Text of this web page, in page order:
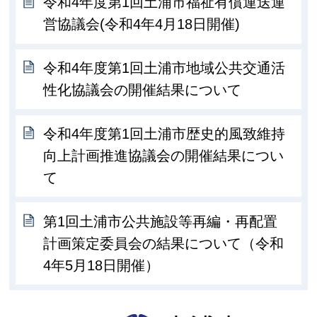
営協議会(令和4年4月18日開催)
令和4年度第1回土浦市地域公共交通活
性化協議会の開催結果について
令和4年度第1回土浦市歴史的風致維持
向上計画推進協議会の開催結果につい
て
第1回土浦市公共施設等再編・再配置
計画策定委員会の結果について（令和
4年5月18日開催）